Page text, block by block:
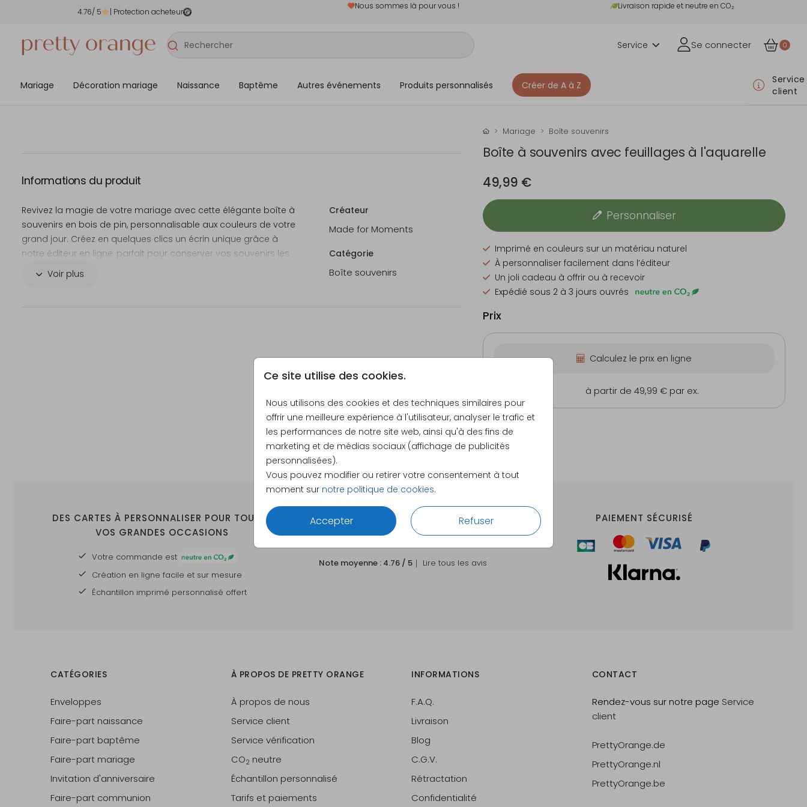
4.76/ 5 | Protection acheteur
Nous sommes là pour vous ! Livraison rapide et neutre en CO₂
Service Se connecter 0
Mariage Décoration mariage Naissance Baptême Autres événements Produits personnalisés Créer de A à Z
Service
client
Ce site utilise des cookies.
Nous utilisons des cookies et des techniques similaires pour
offrir une meilleure expérience à l'utilisateur, analyser le trafic et
les performances de notre site web, ainsi qu'à des fins de
marketing et de médias sociaux (affichage de publicités
personnalisées).
Vous pouvez modifier ou retirer votre consentement à tout
moment sur notre politique de cookies.
Accepter Refuser
Informations du produit
Revivez la magie de votre mariage avec cette élégante boîte à
souvenirs en bois de pin, personnalisable aux couleurs de votre
grand jour. Créez en quelques clics un écrin unique grâce à
notre éditeur en ligne, parfait pour conserver vos souvenirs les
plus précieux.
40 x 30 x 13 cm et 30 x 20 x 13 cm
dessus du couvercle. Impression
Impression sur bois, veinure visible
Expédition :
Expédié séparément avec un code
de suivi
Produit naturel :
La structure et la couleur du bois
peuvent varier
La couleur de l'impression peut
Voir plus
Créateur
Made for Moments
Catégorie
Boîte souvenirs
Mariage Boîte souvenirs
Boîte à souvenirs avec feuillages à l'aquarelle
49,99 €
Personnaliser
Imprimé en couleurs sur un matériau naturel
À personnaliser facilement dans l’éditeur
Un joli cadeau à offrir ou à recevoir
Expédié sous 2 à 3 jours ouvrés
Prix
Calculez le prix en ligne
à partir de 49,99 € par ex.
DES CARTES À PERSONNALISER POUR TOUTES
VOS GRANDES OCCASIONS
Votre commande est
Création en ligne facile et sur mesure
Échantillon imprimé personnalisé offert
CE QUE NOS CLIENTS DISENT DE NOUS
Note moyenne : 4.76 / 5 ｜ Lire tous les avis
PAIEMENT SÉCURISÉ
CATÉGORIES
Enveloppes
Faire-part naissance
Faire-part baptême
Faire-part mariage
Invitation d'anniversaire
Faire-part communion
À PROPOS DE PRETTY ORANGE
À propos de nous
Service client
Service vérification
CO2 neutre
Échantillon personnalisé
Tarifs et paiements
INFORMATIONS
F.A.Q.
Livraison
Blog
C.G.V.
Rétractation
Confidentialité
CONTACT
Rendez-vous sur notre page Service
client
PrettyOrange.de
PrettyOrange.nl
PrettyOrange.be